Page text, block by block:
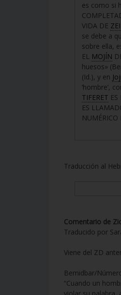
es como si
VIDA DE
se debe a
sobre ella,
EL MOJÍN
huesos»
(Id.), y en
‘hombre’,
TIFERET
ES
NUMÉRICO
Traducción al
Comentario de
Traducido por
Viene del ZD
Bemidbar/
“Cuando un